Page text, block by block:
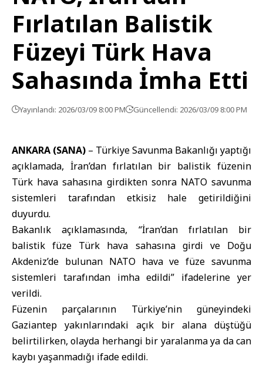
Fırlatılan Balistik
Füzeyi Türk Hava
Sahasında İmha Etti
Yayınlandı: 2026/03/09 8:00 PM Güncellendi: 2026/03/09 8:00 PM
ANKARA (SANA) – Türkiye Savunma Bakanlığı yaptığı
açıklamada, İran’dan fırlatılan bir balistik füzenin
Türk hava sahasına girdikten sonra NATO savunma
sistemleri tarafından etkisiz hale getirildiğini
duyurdu.
Bakanlık açıklamasında, “İran’dan fırlatılan bir
balistik füze Türk hava sahasına girdi ve Doğu
Akdeniz’de bulunan NATO hava ve füze savunma
sistemleri tarafından imha edildi” ifadelerine yer
verildi.
Füzenin parçalarının Türkiye’nin güneyindeki
Gaziantep yakınlarındaki açık bir alana düştüğü
belirtilirken, olayda herhangi bir yaralanma ya da can
kaybı yaşanmadığı ifade edildi.